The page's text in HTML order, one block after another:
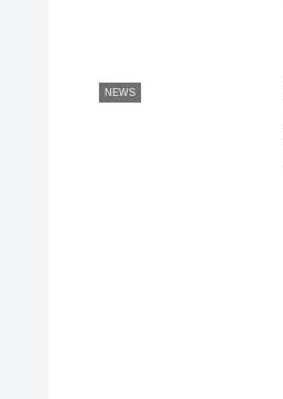
NEWS